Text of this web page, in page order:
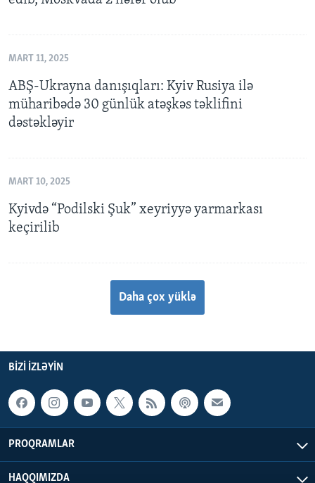
MART 11, 2025
ABŞ-Ukrayna danışıqları: Kyiv Rusiya ilə
müharibədə 30 günlük atəşkəs təklifini
dəstəkləyir
MART 10, 2025
Kyivdə “Podilski Şuk” xeyriyyə yarmarkası
keçirilib
Daha çox yüklə
BIZI IZLƏYIN
PROQRAMLAR
HAQQIMIZDA